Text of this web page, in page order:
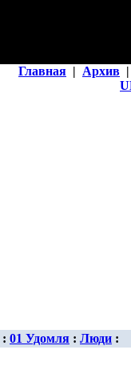
Главная | Архив |
: 01 Удомля : Люди :